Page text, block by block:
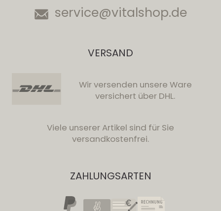
service@vitalshop.de
VERSAND
Wir versenden unsere Ware
versichert über DHL.
Viele unserer Artikel sind für Sie
versandkostenfrei.
ZAHLUNGSARTEN